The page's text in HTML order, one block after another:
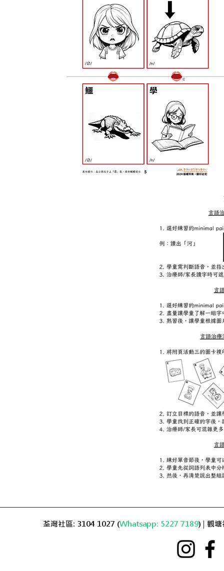
荃灣社區: 3104 1027 (Whatsapp: 5227 7189) | 觀